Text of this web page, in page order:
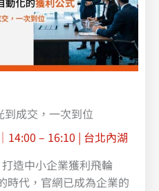
到成交，一次到位
14:00 – 16:10 | 台北內湖
造中小企業獲利飛輪
時代，官網已成為企業的